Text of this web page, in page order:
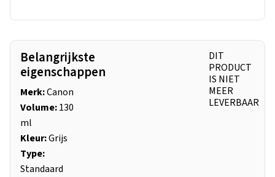
Belangrijkste
eigenschappen
Merk:Canon
Volume:130
ml
Kleur:Grijs
Type:
Standaard
DIT
PRODUCT
IS NIET
MEER
LEVERBAAR